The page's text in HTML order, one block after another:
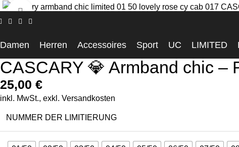
Damen Herren Accessoires Sport UC LIMITED
Click to enlarge
CASCARY 💎 Armband chic –
25,00 €
inkl. MwSt., exkl. Versandkosten
NUMMER DER LIMITIERUNG